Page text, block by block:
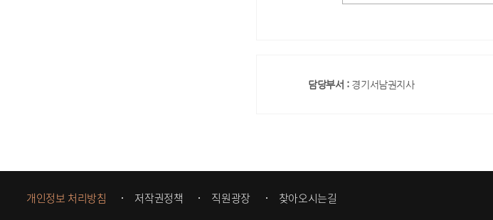
담당부서 : 경기서남권지사
개인정보 처리방침 저작권정책 직원광장 찾아오시는길